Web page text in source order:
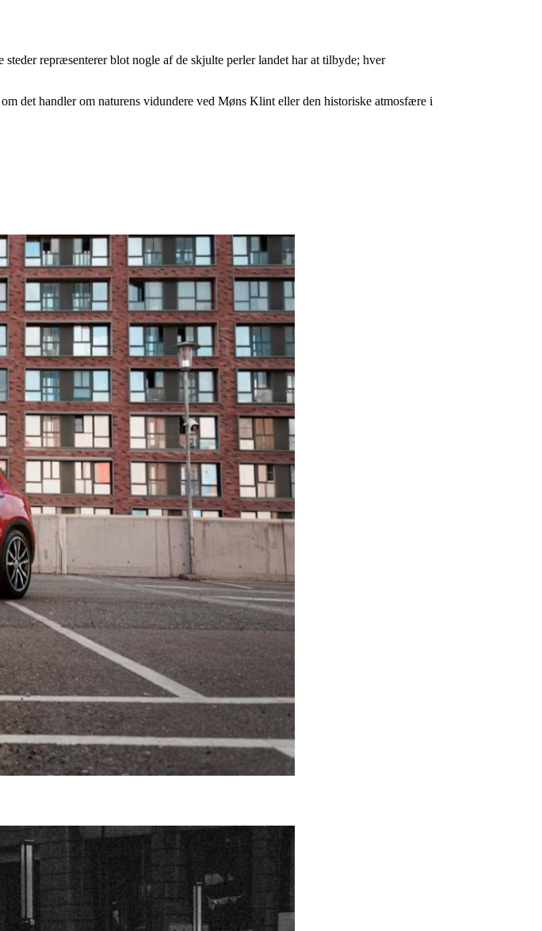
repræsenterer blot nogle af de skjulte perler landet har at tilbyde; hver
det handler om naturens vidundere ved Møns Klint eller den historiske atmosfære i